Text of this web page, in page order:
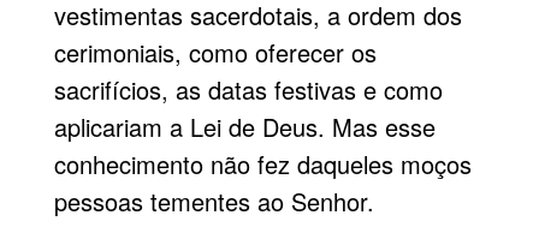
vestimentas sacerdotais, a ordem dos
cerimoniais, como oferecer os
sacrifícios, as datas festivas e como
aplicariam a Lei de Deus. Mas esse
conhecimento não fez daqueles moços
pessoas tementes ao Senhor.